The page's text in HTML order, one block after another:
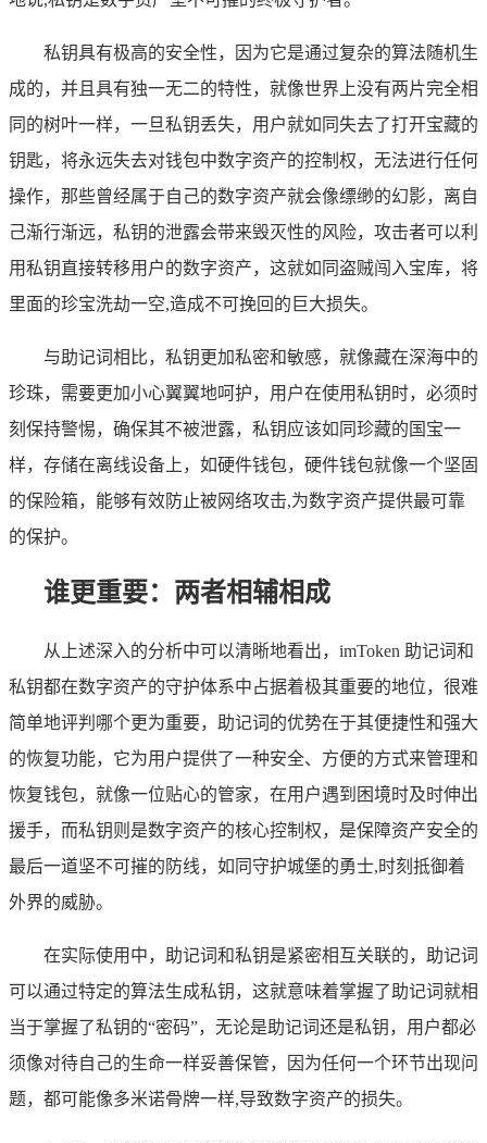
私钥具有极高的安全性，因为它是通过复杂的算法随机生
成的，并且具有独一无二的特性，就像世界上没有两片完全相
同的树叶一样，一旦私钥丢失，用户就如同失去了打开宝藏的
钥匙，将永远失去对钱包中数字资产的控制权，无法进行任何
操作，那些曾经属于自己的数字资产就会像缥缈的幻影，离自
己渐行渐远，私钥的泄露会带来毁灭性的风险，攻击者可以利
用私钥直接转移用户的数字资产，这就如同盗贼闯入宝库，将
里面的珍宝洗劫一空,造成不可挽回的巨大损失。
与助记词相比，私钥更加私密和敏感，就像藏在深海中的
珍珠，需要更加小心翼翼地呵护，用户在使用私钥时，必须时
刻保持警惕，确保其不被泄露，私钥应该如同珍藏的国宝一
样，存储在离线设备上，如硬件钱包，硬件钱包就像一个坚固
的保险箱，能够有效防止被网络攻击,为数字资产提供最可靠
的保护。
谁更重要：两者相辅相成
从上述深入的分析中可以清晰地看出，imToken 助记词和
私钥都在数字资产的守护体系中占据着极其重要的地位，很难
简单地评判哪个更为重要，助记词的优势在于其便捷性和强大
的恢复功能，它为用户提供了一种安全、方便的方式来管理和
恢复钱包，就像一位贴心的管家，在用户遇到困境时及时伸出
援手，而私钥则是数字资产的核心控制权，是保障资产安全的
最后一道坚不可摧的防线，如同守护城堡的勇士,时刻抵御着
外界的威胁。
在实际使用中，助记词和私钥是紧密相互关联的，助记词
可以通过特定的算法生成私钥，这就意味着掌握了助记词就相
当于掌握了私钥的“密码”，无论是助记词还是私钥，用户都必
须像对待自己的生命一样妥善保管，因为任何一个环节出现问
题，都可能像多米诺骨牌一样,导致数字资产的损失。